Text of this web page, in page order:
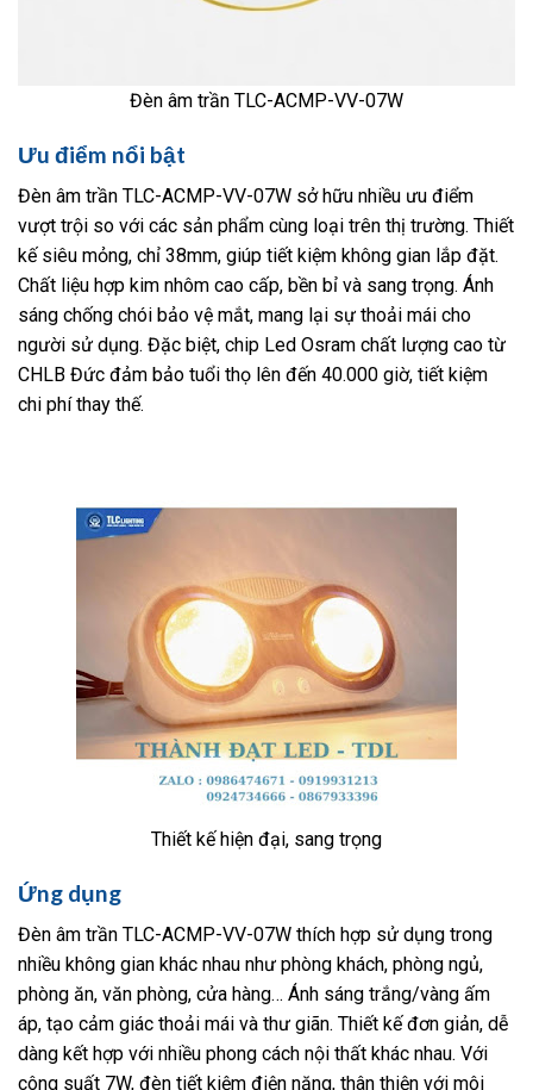
Đèn âm trần TLC-ACMP-VV-07W
Ưu điểm nổi bật
Đèn âm trần TLC-ACMP-VV-07W sở hữu nhiều ưu điểm
vượt trội so với các sản phẩm cùng loại trên thị trường. Thiết
kế siêu mỏng, chỉ 38mm, giúp tiết kiệm không gian lắp đặt.
Chất liệu hợp kim nhôm cao cấp, bền bỉ và sang trọng. Ánh
sáng chống chói bảo vệ mắt, mang lại sự thoải mái cho
người sử dụng. Đặc biệt, chip Led Osram chất lượng cao từ
CHLB Đức đảm bảo tuổi thọ lên đến 40.000 giờ, tiết kiệm
chi phí thay thế.
Thiết kế hiện đại, sang trọng
Ứng dụng
Đèn âm trần TLC-ACMP-VV-07W thích hợp sử dụng trong
nhiều không gian khác nhau như phòng khách, phòng ngủ,
phòng ăn, văn phòng, cửa hàng… Ánh sáng trắng/vàng ấm
áp, tạo cảm giác thoải mái và thư giãn. Thiết kế đơn giản, dễ
dàng kết hợp với nhiều phong cách nội thất khác nhau. Với
công suất 7W, đèn tiết kiệm điện năng, thân thiện với môi